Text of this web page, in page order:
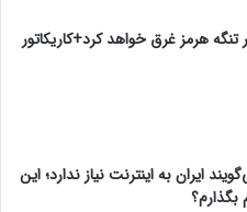
تنگه هرمز غرق خواهد کرد+کاریکاتور
ایران به اینترنت نیاز ندارد؛ این